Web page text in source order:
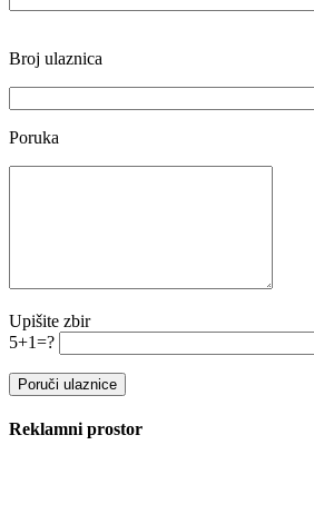
Broj ulaznica
Poruka
Upišite zbir
5+1=?
Reklamni prostor